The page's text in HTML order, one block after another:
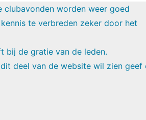
clubavonden worden weer goed
te verbreden zeker door het
bij de gratie van de leden.
deel van de website wil zien geef